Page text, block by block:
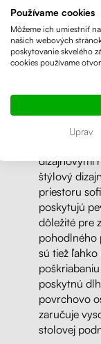
dostupné,
hľadajú
Predávame
stoly z LTD
dizajnovými
štýlový
priestoru
poskytujú
dôležité pre
pohodlného
sú tiež
poskytnú
povrchovo
zaručuje
stolovej
Používame cookies
Môžeme ich umiestniť
našich webových
poskytovanie skvelého
cookies používame
Uprav